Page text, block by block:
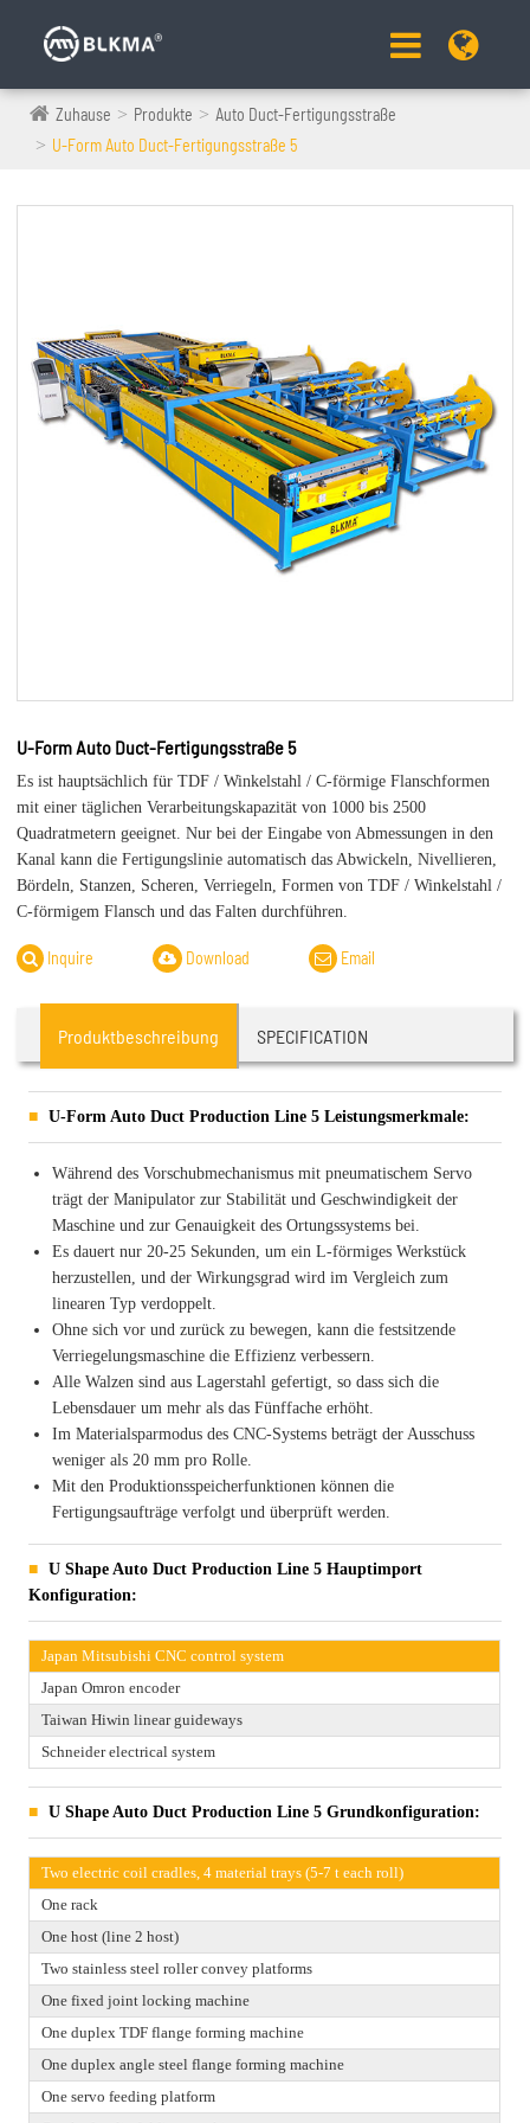
Zuhause Produkte
Auto Duct-Fertigungsstraße
U-Form Auto Duct-Fertigungsstraße 5
U-Form Auto Duct-Fertigungsstraße 5
Es ist hauptsächlich für TDF / Winkelstahl / C-förmige Flanschformen
mit einer täglichen Verarbeitungskapazität von 1000 bis 2500
Quadratmetern geeignet. Nur bei der Eingabe von Abmessungen in den
Kanal kann die Fertigungslinie automatisch das Abwickeln, Nivellieren,
Bördeln, Stanzen, Scheren, Verriegeln, Formen von TDF / Winkelstahl /
C-förmigem Flansch und das Falten durchführen.
Inquire Download Email
Produktbeschreibung SPECIFICATION
U-Form Auto Duct Production Line 5 Leistungsmerkmale:
Während des Vorschubmechanismus mit pneumatischem Servo
trägt der Manipulator zur Stabilität und Geschwindigkeit der
Maschine und zur Genauigkeit des Ortungssystems bei.
Es dauert nur 20-25 Sekunden, um ein L-förmiges Werkstück
herzustellen, und der Wirkungsgrad wird im Vergleich zum
linearen Typ verdoppelt.
Ohne sich vor und zurück zu bewegen, kann die festsitzende
Verriegelungsmaschine die Effizienz verbessern.
Alle Walzen sind aus Lagerstahl gefertigt, so dass sich die
Lebensdauer um mehr als das Fünffache erhöht.
Im Materialsparmodus des CNC-Systems beträgt der Ausschuss
weniger als 20 mm pro Rolle.
Mit den Produktionsspeicherfunktionen können die
Fertigungsaufträge verfolgt und überprüft werden.
U Shape Auto Duct Production Line 5 Hauptimport
Konfiguration:
Japan Mitsubishi CNC control system
Japan Omron encoder
Taiwan Hiwin linear guideways
Schneider electrical system
U Shape Auto Duct Production Line 5 Grundkonfiguration:
Two electric coil cradles, 4 material trays (5-7 t each roll)
One rack
One host (line 2 host)
Two stainless steel roller convey platforms
One fixed joint locking machine
One duplex TDF flange forming machine
One duplex angle steel flange forming machine
One servo feeding platform